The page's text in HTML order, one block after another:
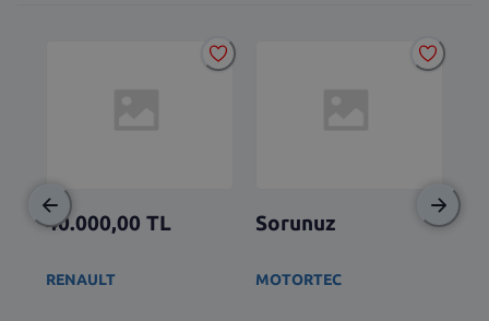
40.000,00 TL
RENAULT
Sorunuz
MOTORTEC